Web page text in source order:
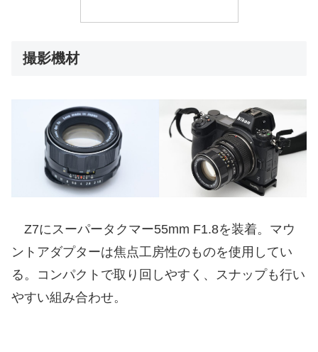
撮影機材
Z7にスーパータクマー55mm F1.8を装着。マウ
ントアダプターは焦点工房性のものを使用してい
る。コンパクトで取り回しやすく、スナップも行い
やすい組み合わせ。